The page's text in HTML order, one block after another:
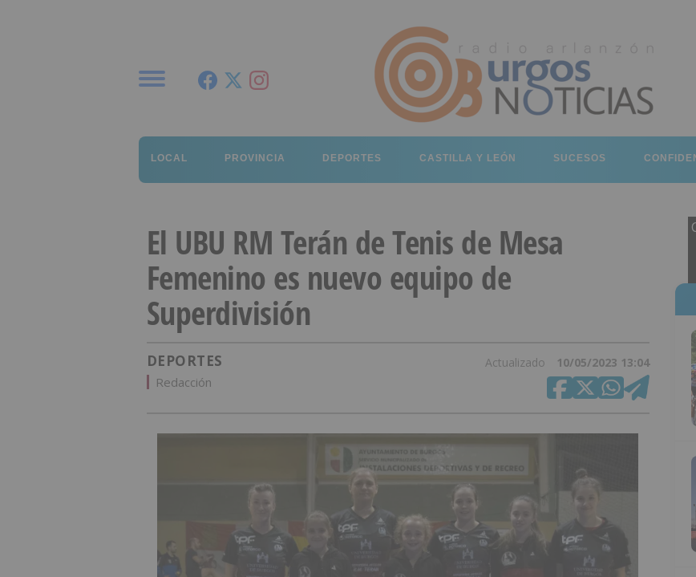
LOCAL PROVINCIA DEPORTES CASTILLA Y LEÓN SUCESOS
El UBU RM Terán de Tenis de Mesa
Femenino es nuevo equipo de
Superdivisión
DEPORTES Actualizado 10/05/2023 13:04
Redacción